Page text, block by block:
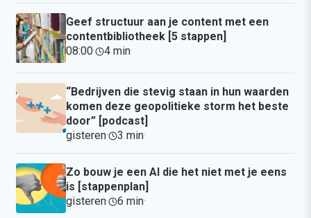
Geef structuur aan je content met een
contentbibliotheek [5 stappen]
08:00· 4 min·
“Bedrijven die stevig staan in hun waarden
komen deze geopolitieke storm het beste
door” [podcast]
gisteren· 3 min·
Zo bouw je een AI die het niet met je eens
is [stappenplan]
gisteren· 6 min·